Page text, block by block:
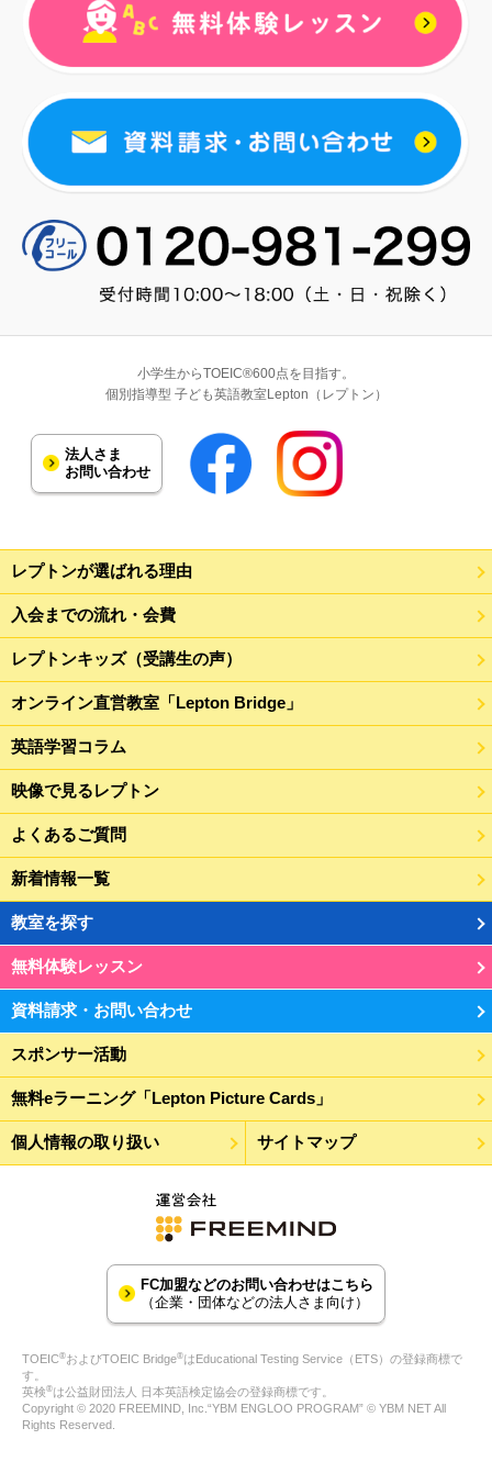
小学生からTOEIC®600点を目指す。
個別指導型 子ども英語教室Lepton（レプトン）
法人さま
お問い合わせ
レプトンが選ばれる理由
入会までの流れ・会費
レプトンキッズ（受講生の声）
オンライン直営教室「Lepton Bridge」
英語学習コラム
映像で見るレプトン
よくあるご質問
新着情報一覧
教室を探す
無料体験レッスン
資料請求・お問い合わせ
スポンサー活動
無料eラーニング「Lepton Picture Cards」
個人情報の取り扱い サイトマップ
FC加盟などのお問い合わせはこちら
（企業・団体などの法人さま向け）
TOEIC®およびTOEIC Bridge®はEducational Testing Service（ETS）の登録商標で
す。
英検®は公益財団法人 日本英語検定協会の登録商標です。
Copyright © 2020 FREEMIND, Inc.“YBM ENGLOO PROGRAM” © YBM NET All
Rights Reserved.